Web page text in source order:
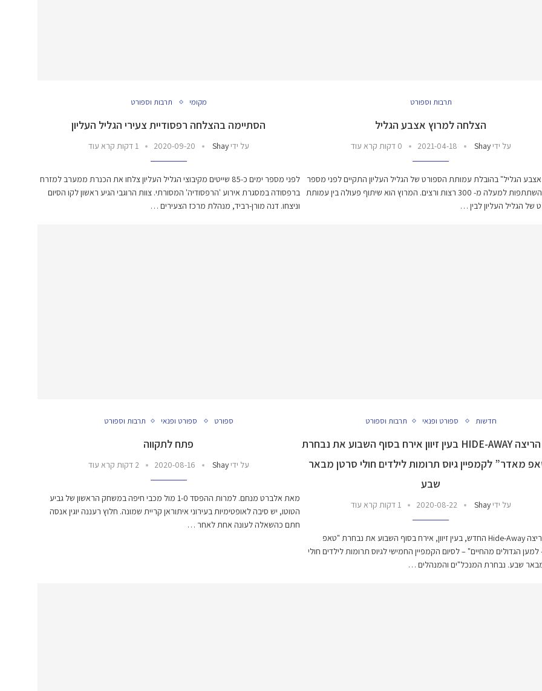
תרבות וספורט
הצלחה למרוץ אצבע הגליל
על ידיShay
2021-04-18 0 דקות קרא עוד
הגליל" בהובלת עמותת הספורט של הגליל העליון התקיים לפני מספר
ימים בהשתתפות למעלה מ- 300 רצות ורצים. המרוץ הוא שיתוף פעולה בין עמותת
של הגליל העליון לבין …
מקומי תרבות וספורט
הסתיימה בהצלחה רפסודיית צעירי הגליל העליון
על ידיShay
2020-09-20 1 דקות קרא עוד
לפני מספר ימים כ-85 שייטים מקיבוצי הגליל העליון צלחו את הכנרת ממערב למזרח
ברפסודה במסגרת אירוע 'הרפסודיה' המסורתי. צוות הרוגבי הגיע ראשון לקו הסיום
וניצחו. דנה מורן-רביד, מנהלת מרכז הצעירים …
חדשות ספורט ופנאי תרבות וספורט
כפר הריצה HIDE-AWAY בעין זיוון אירח בסוף השבוע את נבחרת
מאדר” לקמפיין גיוס תרומות לילדים חולי סרטן מבאר
שבע
על ידיShay
2020-08-22 1 דקות קרא עוד
כפר הריצה Hide-Away החדש, בעין זיוון, אירח בסוף השבוע את נבחרת "טאפ
הגדולים מהחיים" – לסיום הקמפיין החמישי לגיוס תרומות לילדים חולי
שבע. נבחרת המנכל"ים והמנהלים …
ספורט ספורט ופנאי תרבות וספורט
פתח לתקווה
על ידיShay
2020-08-16 2 דקות קרא עוד
מאת אלברט מנחם. למרות ההפסד 1-0 מול מכבי חיפה במשחק הראשון של גביע
הטוטו, יש סיבה לאופטימיות בעירוני איתוראן קריית שמונה. חלוץ רעננה יוגין אנסה
חתם כהשאלה לעונה אחת לאחר …